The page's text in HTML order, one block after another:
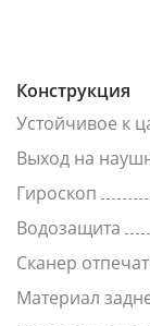
Конструкция
Устойчивое к
Выход на
Гироскоп
Водозащита
Сканер
Материал